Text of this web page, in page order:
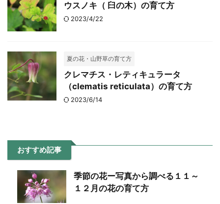
ウスノキ（ 臼の木）の育て方
2023/4/22
夏の花・山野草の育て方
クレマチス・レティキュラータ
（clematis reticulata）の育て方
2023/6/14
おすすめ記事
季節の花ー写真から調べる１１～
１２月の花の育て方